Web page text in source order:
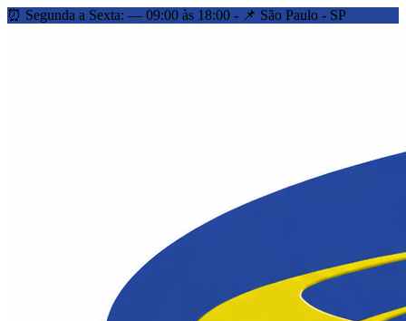
⏰ Segunda a Sexta: — 09:00 às 18:00 - 📌 São Paulo - SP